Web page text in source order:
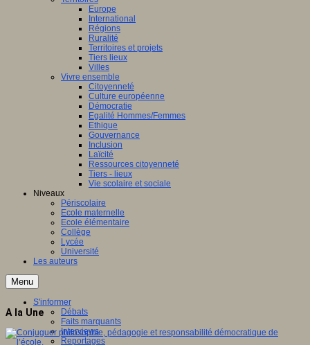
Europe
International
Régions
Ruralité
Territoires et projets
Tiers lieux
Villes
Vivre ensemble
Citoyenneté
Culture européenne
Démocratie
Egalité Hommes/Femmes
Ethique
Gouvernance
Inclusion
Laïcité
Ressources citoyenneté
Tiers - lieux
Vie scolaire et sociale
Niveaux
Périscolaire
Ecole maternelle
Ecole élémentaire
Collège
Lycée
Université
Les auteurs
Menu
S'informer
Débats
Faits marquants
Interviews
Reportages
A la Une